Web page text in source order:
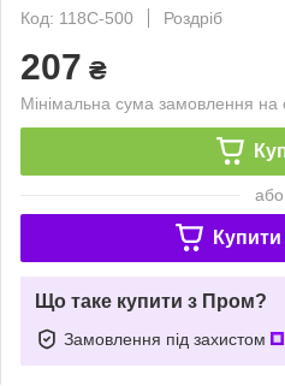
Код: 118C-500
Роздріб
207 ₴
Мінімальна сума замовлення на
або
Купити
Що таке купити з Пром?
Замовлення під захистом